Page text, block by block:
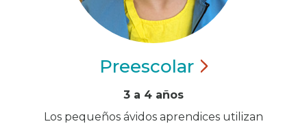
Preescolar
3 a 4 años
Los pequeños ávidos aprendices utilizan